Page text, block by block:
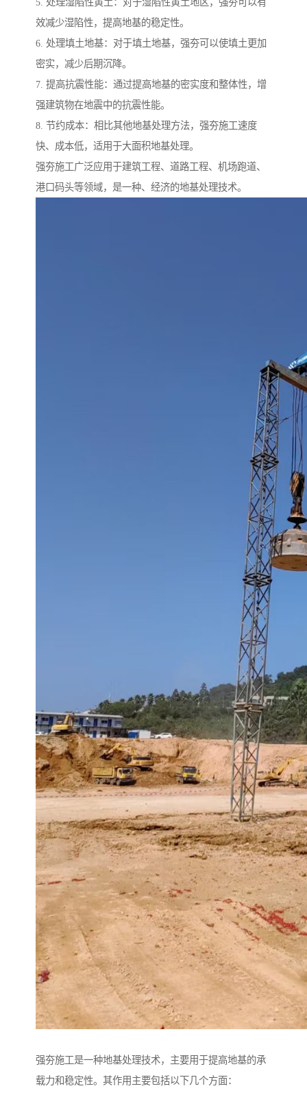
效减少湿陷性，提高地基的稳定性。
6. 处理填土地基：对于填土地基，强夯可以使填土更加
密实，减少后期沉降。
7. 提高抗震性能：通过提高地基的密实度和整体性，增
强建筑物在地震中的抗震性能。
8. 节约成本：相比其他地基处理方法，强夯施工速度
快、成本低，适用于大面积地基处理。
强夯施工广泛应用于建筑工程、道路工程、机场跑道、
港口码头等领域，是一种、经济的地基处理技术。
强夯施工是一种地基处理技术，主要用于提高地基的承
载力和稳定性。其作用主要包括以下几个方面：